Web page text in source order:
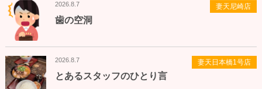
2026.8.7
歯の空洞
妻天尼崎店
2026.8.7
とあるスタッフのひとり言
妻天日本橋1号店